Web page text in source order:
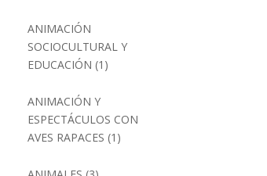
ANIMACIÓN
SOCIOCULTURAL Y
EDUCACIÓN (1)
ANIMACIÓN Y
ESPECTÁCULOS CON
AVES RAPACES (1)